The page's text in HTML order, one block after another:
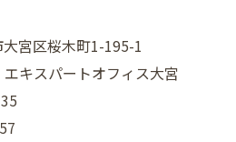
宮区桜木町1-195-1
キスパートオフィス大宮